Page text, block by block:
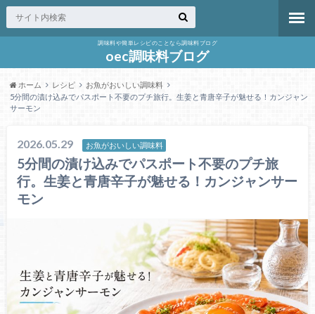
調味料や簡単レシピのことなら調味料ブログ
oec調味料ブログ
ホーム レシピ
お魚がおいしい調味料
5分間の漬け込みでパスポート不要のプチ旅行。生姜と青唐辛子が魅せる！カンジャン
サーモン
2026.05.29 お魚がおいしい調味料
5分間の漬け込みでパスポート不要のプチ旅
行。生姜と青唐辛子が魅せる！カンジャンサー
モン